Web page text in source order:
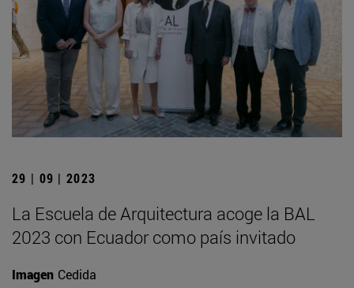
29 | 09 | 2023
La Escuela de Arquitectura acoge la BAL
2023 con Ecuador como país invitado
Imagen Cedida